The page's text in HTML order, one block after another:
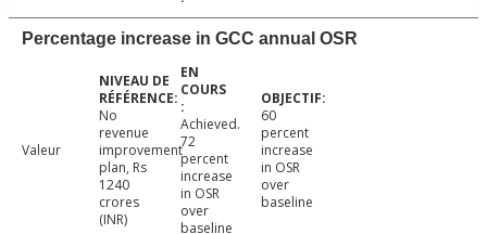
Percentage increase in GCC annual OSR
Valeur
No
revenue
improvement
plan, Rs
1240
crores
(INR)
Achieved.
72
percent
increase
in OSR
over
baseline
60
percent
increase
in OSR
over
baseline